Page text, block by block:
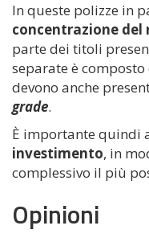
In queste polizze in
concentrazione del
parte dei titoli
separate è
devono anche
grade.
È importante quindi
investimento, in
complessivo il più
Opinioni